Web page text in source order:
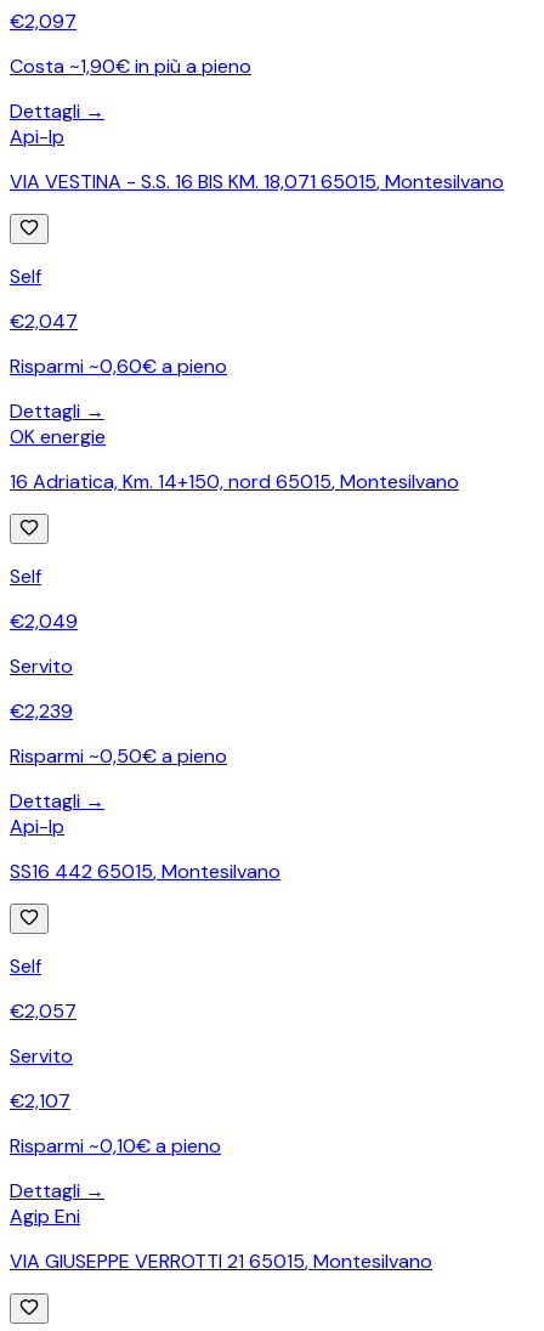
€2,097
Costa ~1,90€ in più a pieno
Dettagli →
Api-Ip
VIA VESTINA - S.S. 16 BIS KM. 18,071 65015,Montesilvano
Self
€2,047
Risparmi ~0,60€ a pieno
Dettagli →
OK energie
16 Adriatica, Km. 14+150, nord 65015,Montesilvano
Self
€2,049
Servito
€2,239
Risparmi ~0,50€ a pieno
Dettagli →
Api-Ip
SS16 442 65015,Montesilvano
Self
€2,057
Servito
€2,107
Risparmi ~0,10€ a pieno
Dettagli →
Agip Eni
VIA GIUSEPPE VERROTTI 21 65015,Montesilvano